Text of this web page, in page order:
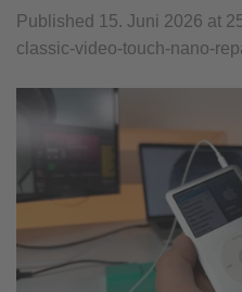
Published 15. Juni 2026 at
classic-video-touch-nano-